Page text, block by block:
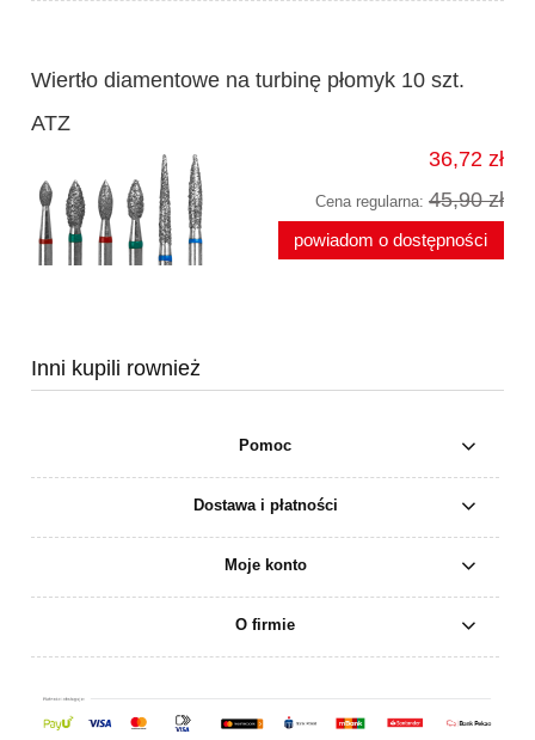
Wiertło diamentowe na turbinę płomyk 10 szt.
ATZ
36,72 zł
Cena regularna: 45,90 zł
powiadom o dostępności
Inni kupili rownież
Pomoc
Dostawa i płatności
Moje konto
O firmie